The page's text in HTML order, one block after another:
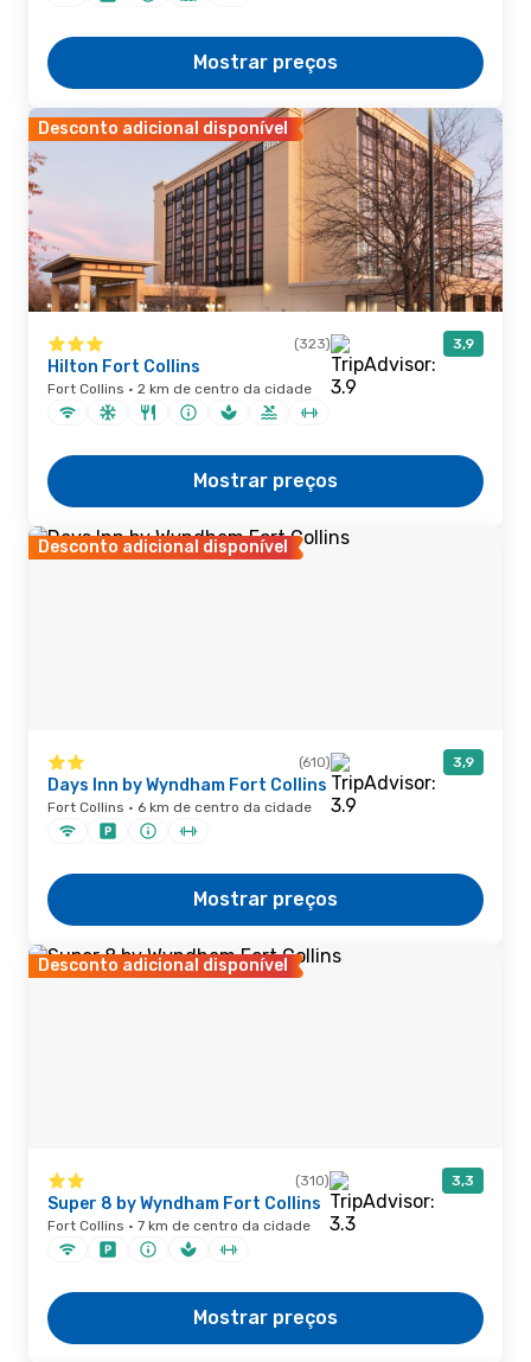
Mostrar preços
Desconto adicional disponível
(323) 3,9
Hilton Fort Collins
Fort Collins · 2 km de centro da cidade
Mostrar preços
Desconto adicional disponível
(610) 3,9
Days Inn by Wyndham Fort Collins
Fort Collins · 6 km de centro da cidade
Mostrar preços
Desconto adicional disponível
(310) 3,3
Super 8 by Wyndham Fort Collins
Fort Collins · 7 km de centro da cidade
Mostrar preços